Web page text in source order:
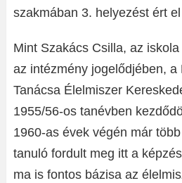
szakmában 3. helyezést ért
Mint Szakács Csilla, az
az intézmény jogelődjében, a
Tanácsa Élelmiszer
1955/56-os tanévben
1960-as évek végén már
tanuló fordult meg itt a
ma is fontos bázisa az